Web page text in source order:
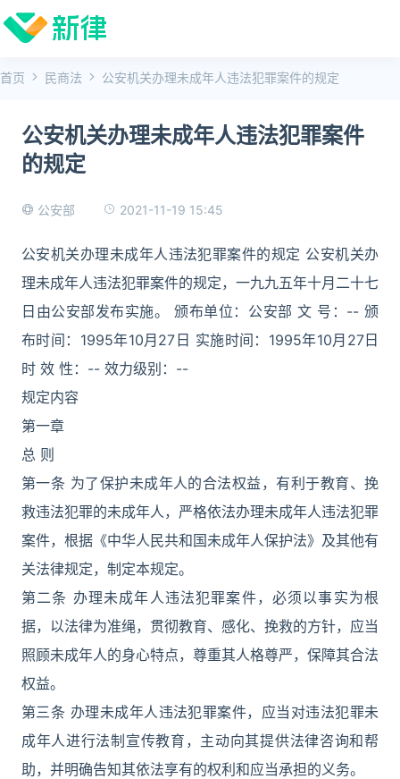
首页 民商法 公安机关办理未成年人违法犯罪案件的规定
公安机关办理未成年人违法犯罪案件
的规定
公安部 2021-11-19 15:45
公安机关办理未成年人违法犯罪案件的规定 公安机关办
理未成年人违法犯罪案件的规定，一九九五年十月二十七
日由公安部发布实施。 颁布单位：公安部 文 号：-- 颁
布时间：1995年10月27日 实施时间：1995年10月27日
时 效 性：-- 效力级别：--
规定内容
第一章
总 则
第一条 为了保护未成年人的合法权益，有利于教育、挽
救违法犯罪的未成年人，严格依法办理未成年人违法犯罪
案件，根据《中华人民共和国未成年人保护法》及其他有
关法律规定，制定本规定。
第二条 办理未成年人违法犯罪案件，必须以事实为根
据，以法律为准绳，贯彻教育、感化、挽救的方针，应当
照顾未成年人的身心特点，尊重其人格尊严，保障其合法
权益。
第三条 办理未成年人违法犯罪案件，应当对违法犯罪未
成年人进行法制宣传教育，主动向其提供法律咨询和帮
助，并明确告知其依法享有的权利和应当承担的义务。